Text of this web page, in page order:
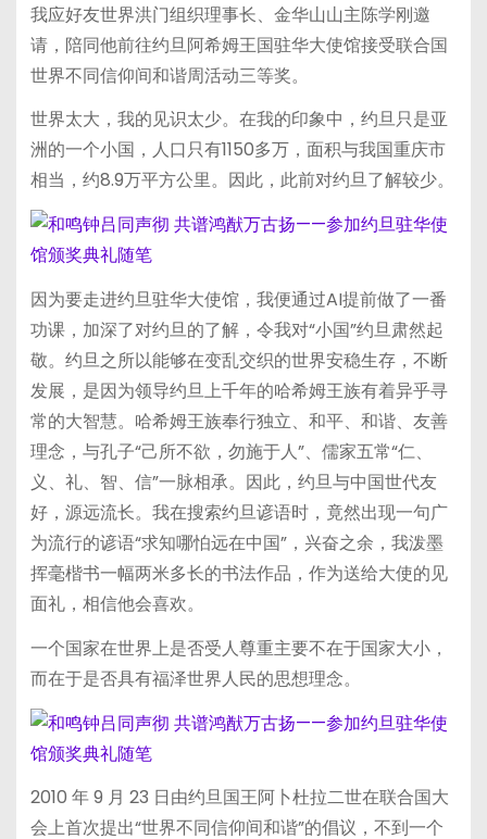
我应好友世界洪门组织理事长、金华山山主陈学刚邀
请，陪同他前往约旦阿希姆王国驻华大使馆接受联合国
世界不同信仰间和谐周活动三等奖。
世界太大，我的见识太少。在我的印象中，约旦只是亚
洲的一个小国，人口只有1150多万，面积与我国重庆市
相当，约8.9万平方公里。因此，此前对约旦了解较少。
因为要走进约旦驻华大使馆，我便通过AI提前做了一番
功课，加深了对约旦的了解，令我对“小国”约旦肃然起
敬。约旦之所以能够在变乱交织的世界安稳生存，不断
发展，是因为领导约旦上千年的哈希姆王族有着异乎寻
常的大智慧。哈希姆王族奉行独立、和平、和谐、友善
理念，与孔子“己所不欲，勿施于人”、儒家五常“仁、
义、礼、智、信”一脉相承。因此，约旦与中国世代友
好，源远流长。我在搜索约旦谚语时，竟然出现一句广
为流行的谚语“求知哪怕远在中国”，兴奋之余，我泼墨
挥毫楷书一幅两米多长的书法作品，作为送给大使的见
面礼，相信他会喜欢。
一个国家在世界上是否受人尊重主要不在于国家大小，
而在于是否具有福泽世界人民的思想理念。
2010 年 9 月 23 日由约旦国王阿卜杜拉二世在联合国大
会上首次提出“世界不同信仰间和谐”的倡议，不到一个